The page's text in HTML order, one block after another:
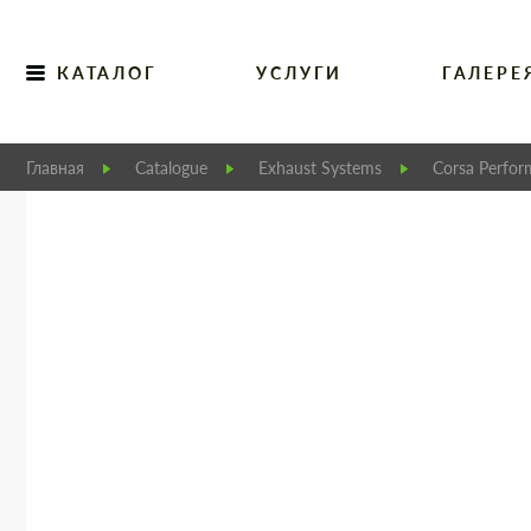
КАТАЛОГ УСЛУГИ
Главная Catalogue Exhaust Systems Corsa